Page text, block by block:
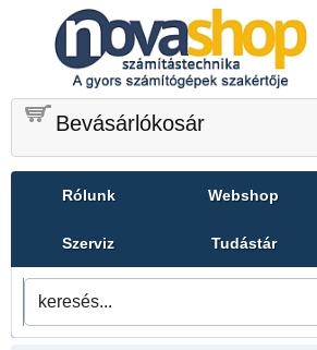
Bevásárlókosár
Rólunk Webshop
Szerviz Tudástár